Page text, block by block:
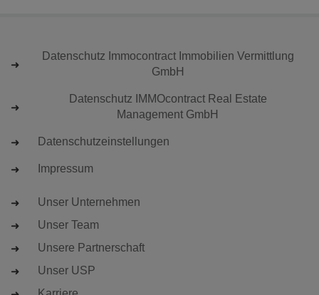
Datenschutz Immocontract Immobilien Vermittlung
GmbH
Datenschutz IMMOcontract Real Estate
Management GmbH
Datenschutzeinstellungen
Impressum
Unser Unternehmen
Unser Team
Unsere Partnerschaft
Unser USP